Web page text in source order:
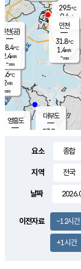
의도
℃
m/s
mm
영흥도
대부도
27.9
29.5℃
0.4 m/s
-mm
인천(공)
28.4℃
2.4m/s
-mm
인천
31.8℃
1.4m/s
-mm
요소
지역
날짜
이전자료 -12시간
+1시간